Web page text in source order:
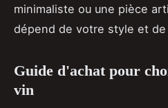
minimaliste ou une pièce
dépend de votre style et de
Guide d'achat pour
vin